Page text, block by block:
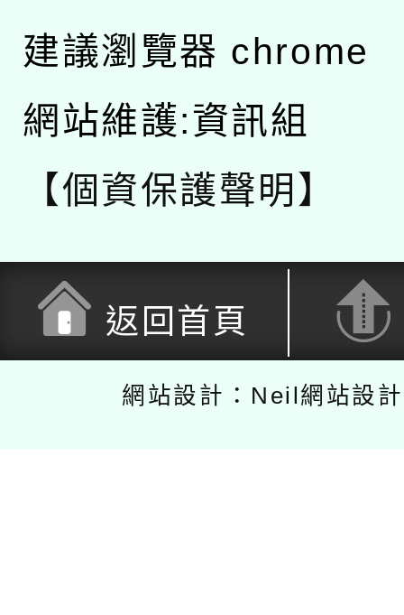
建議瀏覽器 chrome
網站維護:資訊組
【個資保護聲明】
返回首頁
網站設計：Neil網站設